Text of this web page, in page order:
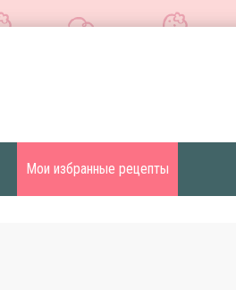
Мои избранные рецепты